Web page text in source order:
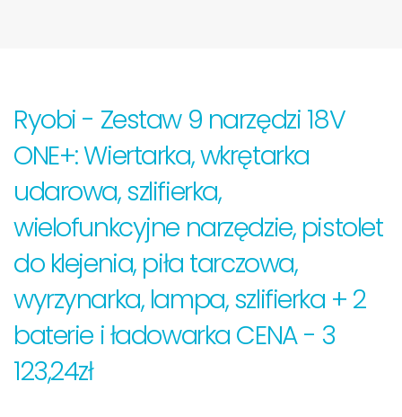
Ryobi - Zestaw 9 narzędzi 18V
ONE+: Wiertarka, wkrętarka
udarowa, szlifierka,
wielofunkcyjne narzędzie, pistolet
do klejenia, piła tarczowa,
wyrzynarka, lampa, szlifierka + 2
baterie i ładowarka CENA - 3
123,24zł